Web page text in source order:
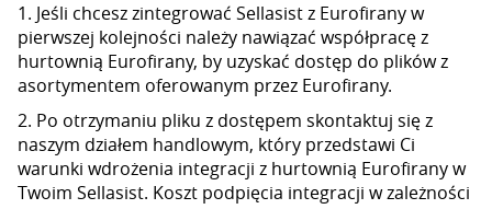
1. Jeśli chcesz zintegrować Sellasist z Eurofirany w
pierwszej kolejności należy nawiązać współpracę z
hurtownią Eurofirany, by uzyskać dostęp do plików z
asortymentem oferowanym przez Eurofirany.
2. Po otrzymaniu pliku z dostępem skontaktuj się z
naszym działem handlowym, który przedstawi Ci
warunki wdrożenia integracji z hurtownią Eurofirany w
Twoim Sellasist. Koszt podpięcia integracji w zależności